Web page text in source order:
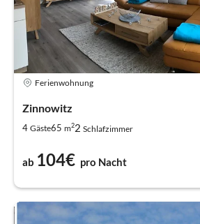
Ferienwohnung
Zinnowitz
4 Gäste65 m22 Schlafzimmer
ab 104€ pro Nacht